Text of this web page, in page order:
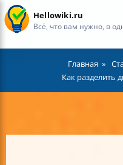
Hellowiki.ru
Всё, что вам нужно, в
Главная
Как разделить